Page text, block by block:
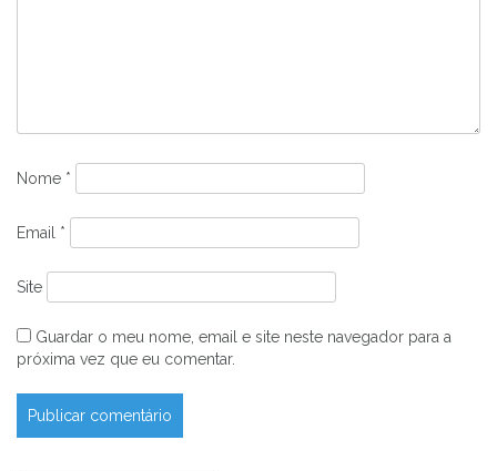
Nome *
Email *
Site
Guardar o meu nome, email e site neste navegador para a
próxima vez que eu comentar.